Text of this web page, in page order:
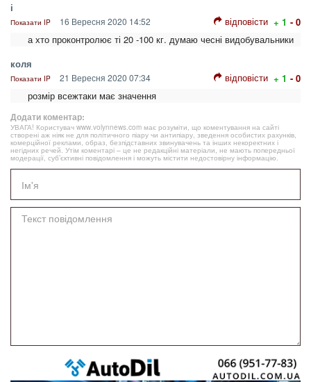
і
Показати IP 16 Вересня 2020 14:52 відповісти + 1 - 0
а хто проконтролює ті 20 -100 кг. думаю чесні видобувальники
коля
Показати IP 21 Вересня 2020 07:34 відповісти + 1 - 0
розмір всежтаки має значення
Додати коментар:
УВАГА! Користувач www.volynnews.com має розуміти, що коментування на сайті
створені аж ніяк не для політичного піару чи антипіару, зведення особистих рахунків,
комерційної реклами, образ, безпідставних звинувачень та інших некоректних і
негідних речей. Утім коментарі – це не редакційні матеріали, не мають попередньої
модерації, суб’єктивні повідомлення і можуть містити недостовірну інформацію.